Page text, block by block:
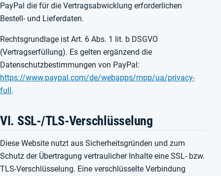
PayPal die für die Vertragsabwicklung erforderlichen
Bestell- und Lieferdaten.
Rechtsgrundlage ist Art. 6 Abs. 1 lit. b DSGVO
(Vertragserfüllung). Es gelten ergänzend die
Datenschutzbestimmungen von PayPal:
https://www.paypal.com/de/webapps/mpp/ua/privacy-
full.
VI. SSL-/TLS-Verschlüsselung
Diese Website nutzt aus Sicherheitsgründen und zum
Schutz der Übertragung vertraulicher Inhalte eine SSL- bzw.
TLS-Verschlüsselung. Eine verschlüsselte Verbindung